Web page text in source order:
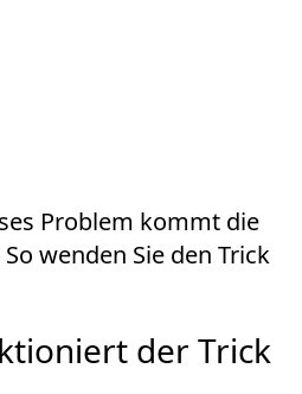
Problem kommt die
wenden Sie den Trick
der Trick